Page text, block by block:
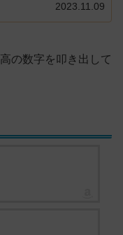
2023.11.09
の数字を叩き出して